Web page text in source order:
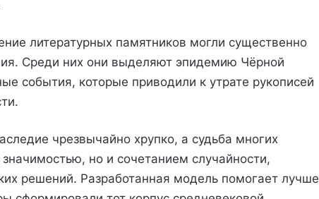
литературных памятников могли существенно
Среди них они выделяют эпидемию Чёрной
события, которые приводили к утрате рукописей
чрезвычайно хрупко, а судьба многих
но и сочетанием случайности,
решений. Разработанная модель помогает лучше